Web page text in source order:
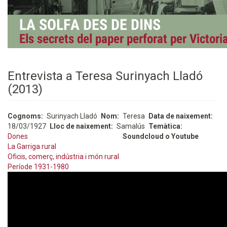
Entrevista a Teresa Surinyach Lladó
(2013)
Cognoms Surinyach Lladó Nom Teresa Data de naixement
18/03/1927 Lloc de naixement Samalús Temàtica
Dones
La Garriga rural
Oficis, comerç, indústria i món rural
Període 1931-1980
Soundcloud o Youtube